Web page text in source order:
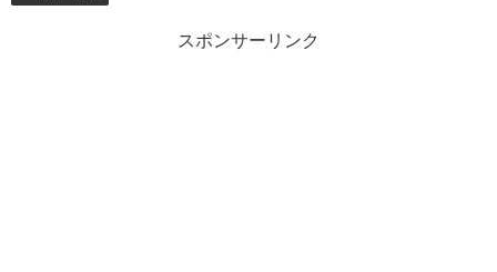
スポンサーリンク